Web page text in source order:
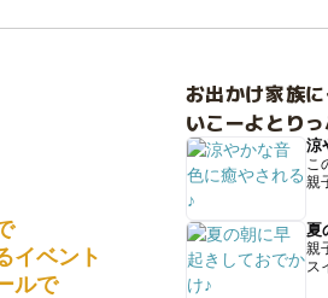
イベント
ルで
お出かけ家族
いこーよとり
涼
こ
親
夏
親
ス